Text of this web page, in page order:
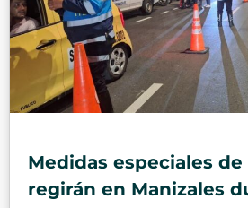
Medidas especiales
regirán en Manizales